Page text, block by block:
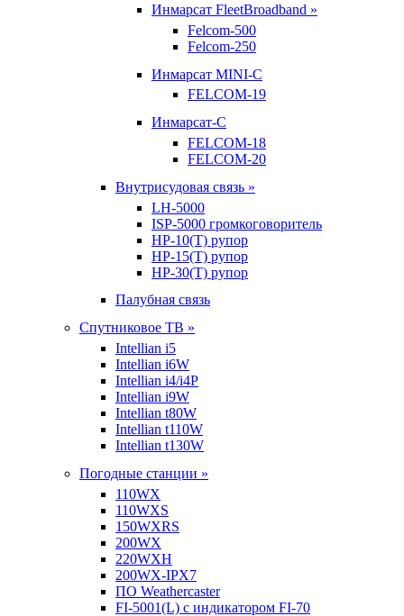
Инмарсат FleetBroadband »
Felcom-500
Felcom-250
Инмарсат MINI-C
FELCOM-19
Инмарсат-С
FELCOM-18
FELCOM-20
Внутрисудовая связь »
LH-5000
ISP-5000 громкоговоритель
HP-10(T) рупор
HP-15(T) рупор
HP-30(T) рупор
Палубная связь
Спутниковое ТВ »
Intellian i5
Intellian i6W
Intellian i4/i4P
Intellian i9W
Intellian t80W
Intellian t110W
Intellian t130W
Погодные станции »
110WX
110WXS
150WXRS
200WX
220WXH
200WX-IPX7
ПО Weathercaster
FI-5001(L) с индикатором FI-70